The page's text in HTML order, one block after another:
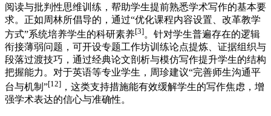
阅读与批判性思维训练，帮助学生提前熟悉学术写作的基本要
求。正如周林所倡导的，通过“优化课程内容设置、改革教学
方式”系统培养学生的科研素养[3]。针对学生普遍存在的逻辑
衔接薄弱问题，可开设专题工作坊训练论点提炼、证据组织与
段落过渡技巧，通过经典论文剖析与模仿写作提升学生的结构
把握能力。对于英语等专业学生，周珍建议“完善师生沟通平
台与机制”[12] ，这类支持措施能有效缓解学生的写作焦虑，增
强学术表达的信心与准确性。